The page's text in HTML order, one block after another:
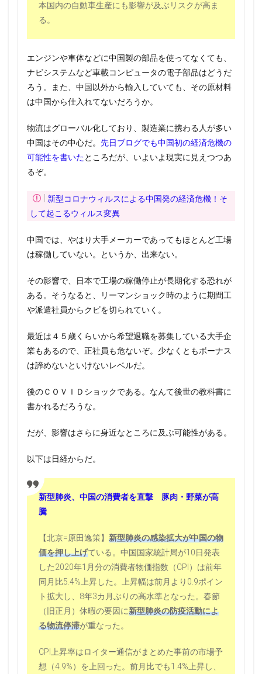
本国内の自動車生産にも影響が及ぶリスクが高ま
る。
エンジンや車体などに中国製の部品を使ってなくても、
ナビシステムなど車載コンピュータの電子部品はどうだ
ろう。また、中国以外から輸入していても、その原材料
は中国から仕入れてないだろうか。
物流はグローバル化しており、製造業に携わる人が多い
中国はその中心だ。 先日ブログでも中国初の経済危機の
可能性を書いたところだが、いよいよ現実に見えつつあ
るぞ。
新型コロナウィルスによる中国発の経済危機！そ
して起こるウィルス変異
中国では、やはり大手メーカーであってもほとんど工場
は稼働していない。というか、出来ない。
その影響で、日本で工場の稼働停止が長期化する恐れが
ある。そうなると、リーマンショック時のように期間工
や派遣社員からクビを切られていく。
最近は４５歳くらいから希望退職を募集している大手企
業もあるので、正社員も危ないぞ。少なくともボーナス
は諦めないといけないレベルだ。
後のＣＯＶＩＤショックである。なんて後世の教科書に
書かれるだろうな。
だが、影響はさらに身近なところに及ぶ可能性がある。
以下は日経からだ。
新型肺炎、中国の消費者を直撃 豚肉・野菜が高
騰
【北京=原田逸策】 新型肺炎の感染拡大が中国の物
価を押し上げている。中国国家統計局が10日発表
した2020年1月分の消費者物価指数（CPI）は前年
同月比5.4%上昇した。上昇幅は前月より0.9ポイン
ト拡大し、8年3カ月ぶりの高水準となった。春節
（旧正月）休暇の要因に新型肺炎の防疫活動によ
る物流停滞が重なった。
CPI上昇率はロイター通信がまとめた事前の市場予
想（4.9%）を上回った。前月比でも1.4%上昇し、